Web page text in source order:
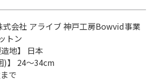
式会社 アライブ 神戸工房Bowvid事業
トン
地】 日本
)】 24～34cm
で